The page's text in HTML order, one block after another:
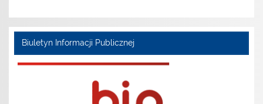
Biuletyn Informacji Publicznej